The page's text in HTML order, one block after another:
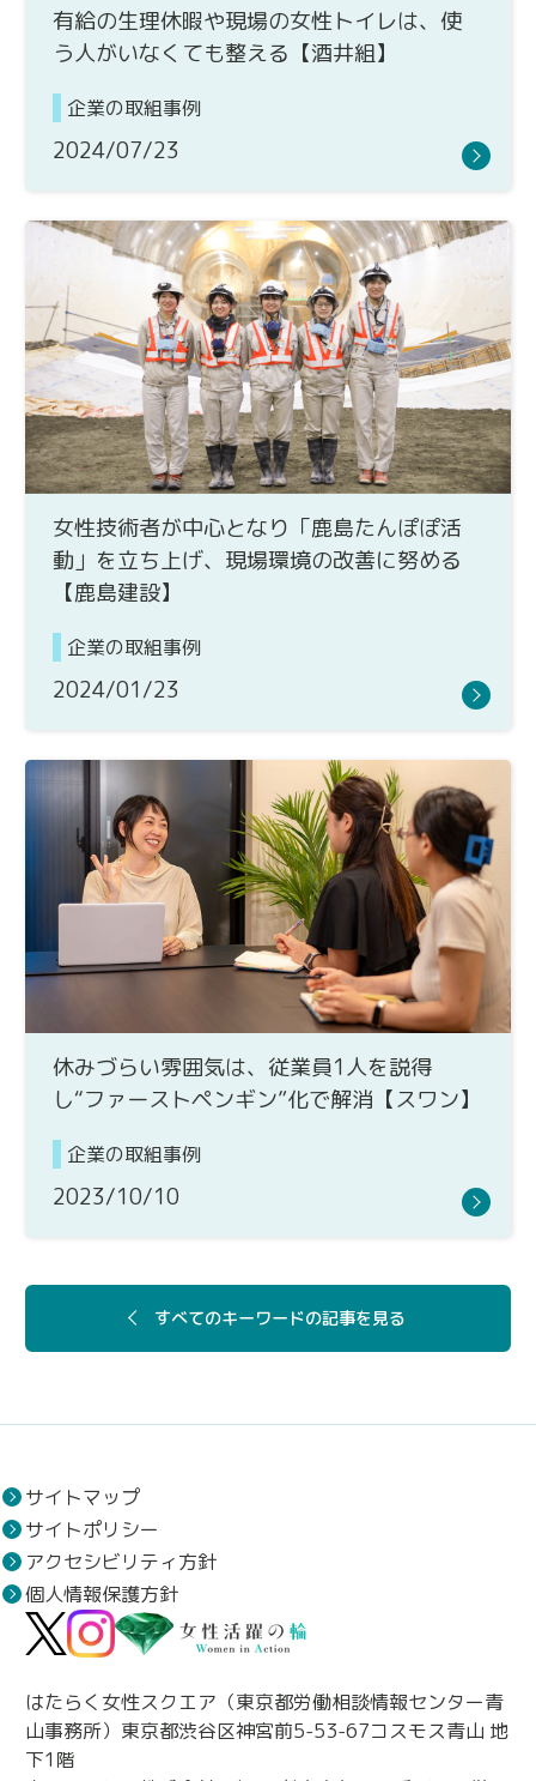
有給の生理休暇や現場の女性トイレは、使
う人がいなくても整える【酒井組】
企業の取組事例
2024/07/23
女性技術者が中心となり「鹿島たんぽぽ活
動」を立ち上げ、現場環境の改善に努める
【鹿島建設】
企業の取組事例
2024/01/23
休みづらい雰囲気は、従業員1人を説得
し“ファーストペンギン”化で解消【スワン】
企業の取組事例
2023/10/10
すべてのキーワードの記事を見る
サイトマップ
サイトポリシー
アクセシビリティ方針
個人情報保護方針
はたらく女性スクエア（東京都労働相談情報センター青
山事務所）東京都渋谷区神宮前5-53-67コスモス青山 地
下1階